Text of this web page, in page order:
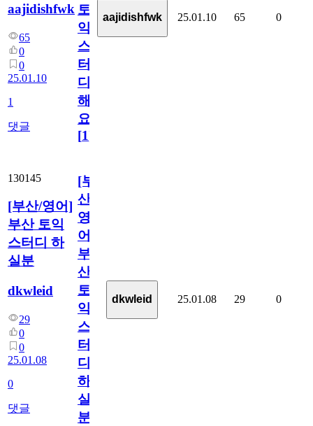
aajidishfwk
65
0
0
25.01.10
1
댓글
토
익
스
터
디
해
요!!
[1]
aajidishfwk 25.01.10 65 0
130145
[부산/영어]
부산 토익
스터디 하
실분
dkwleid
29
0
0
25.01.08
0
댓글
[부
산/
영
어]
부
산
토
익
스
터
디
하
실
분
dkwleid 25.01.08 29 0